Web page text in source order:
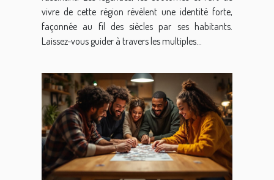
vivre de cette région révèlent une identité forte,
façonnée au fil des siècles par ses habitants.
Laissez-vous guider à travers les multiples...